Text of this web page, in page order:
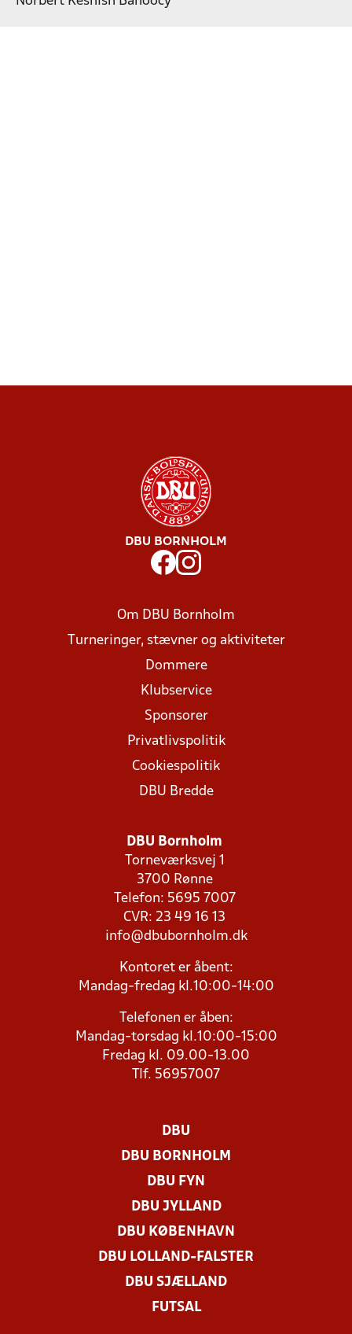
DBU BORNHOLM
Om DBU Bornholm
Turneringer, stævner og aktiviteter
Dommere
Klubservice
Sponsorer
Privatlivspolitik
Cookiespolitik
DBU Bredde
DBU Bornholm
Torneværksvej 1
3700 Rønne
Telefon: 5695 7007
CVR: 23 49 16 13
info@dbubornholm.dk
Kontoret er åbent:
Mandag-fredag kl.10:00-14:00
Telefonen er åben:
Mandag-torsdag kl.10:00-15:00
Fredag kl. 09.00-13.00
Tlf. 56957007
DBU
DBU BORNHOLM
DBU FYN
DBU JYLLAND
DBU KØBENHAVN
DBU LOLLAND-FALSTER
DBU SJÆLLAND
FUTSAL